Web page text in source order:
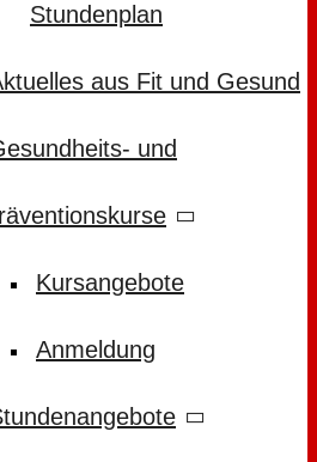
Stundenplan
aus Fit und Gesund
und
Kursangebote
Anmeldung